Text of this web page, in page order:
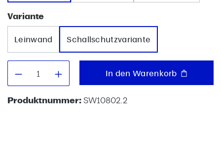
Varianteauswählen
Leinwand Schallschutzvariante
Produkt Anzahl: Gib denIn den Warenkorb
Produktnummer:SW10802.2